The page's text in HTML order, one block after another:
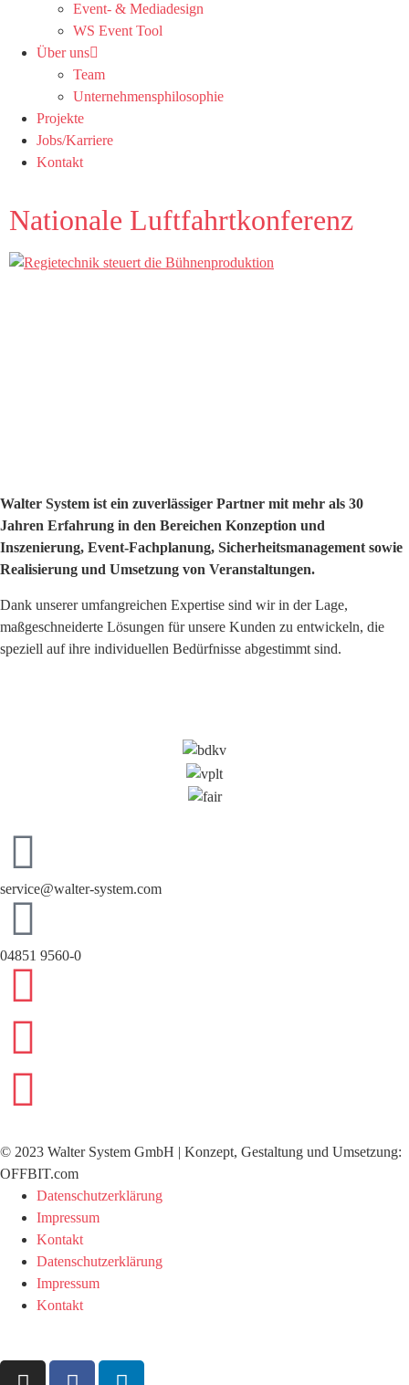
Event- & Mediadesign
WS Event Tool
Über uns
Team
Unternehmensphilosophie
Projekte
Jobs/Karriere
Kontakt
Nationale Luftfahrtkonferenz
Walter System ist ein zuverlässiger Partner mit mehr als 30
Jahren Erfahrung in den Bereichen Konzeption und
Inszenierung, Event-Fachplanung, Sicherheitsmanagement sowie
Realisierung und Umsetzung von Veranstaltungen.
Dank unserer umfangreichen Expertise sind wir in der Lage,
maßgeschneiderte Lösungen für unsere Kunden zu entwickeln, die
speziell auf ihre individuellen Bedürfnisse abgestimmt sind.
service@walter-system.com
04851 9560-0
© 2023 Walter System GmbH | Konzept, Gestaltung und Umsetzung:
OFFBIT.com
Datenschutzerklärung
Impressum
Kontakt
Datenschutzerklärung
Impressum
Kontakt